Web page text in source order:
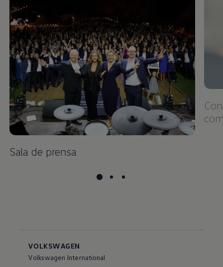
Sala de prensa
VOLKSWAGEN
Volkswagen International